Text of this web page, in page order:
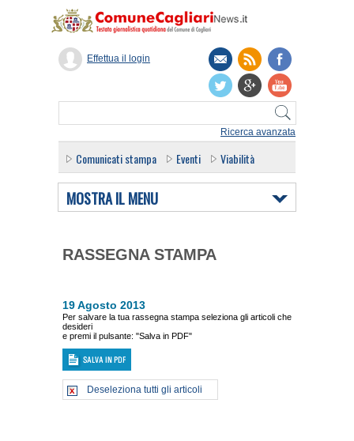
Ricerca avanzata
Effettua il login
Comunicati stampa Eventi Viabilità
MOSTRA IL MENU
RASSEGNA STAMPA
19 Agosto 2013
Per salvare la tua rassegna stampa seleziona gli articoli che
desideri
e premi il pulsante: "Salva in PDF"
Deseleziona tutti gli articoli